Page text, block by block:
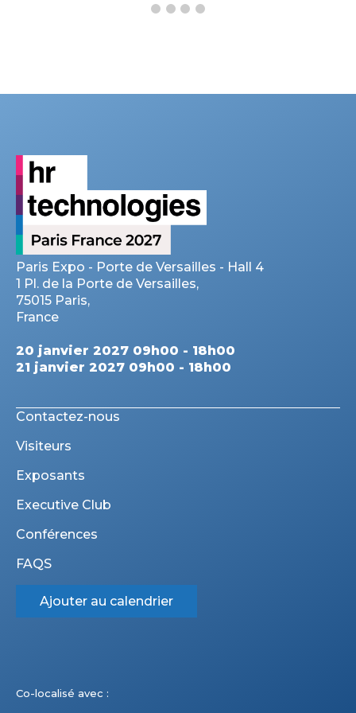
Paris Expo - Porte de Versailles - Hall 4
1 Pl. de la Porte de Versailles,
75015 Paris,
France
20 janvier 2027 09h00 - 18h00
21 janvier 2027 09h00 - 18h00
Contactez-nous
Visiteurs
Exposants
Executive Club
Conférences
FAQS
Ajouter au calendrier
Co-localisé avec :